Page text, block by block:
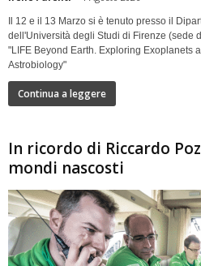
Il 12 e il 13 Marzo si è tenuto presso il
dell'Università degli Studi di Firenze (sede
"LIFE Beyond Earth. Exploring Exoplanets
Astrobiology"
Continua a leggere
In ricordo di Riccardo
mondi nascosti